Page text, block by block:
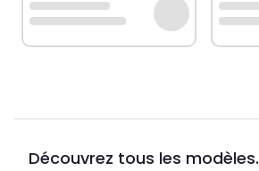
Découvrez tous les modèles.